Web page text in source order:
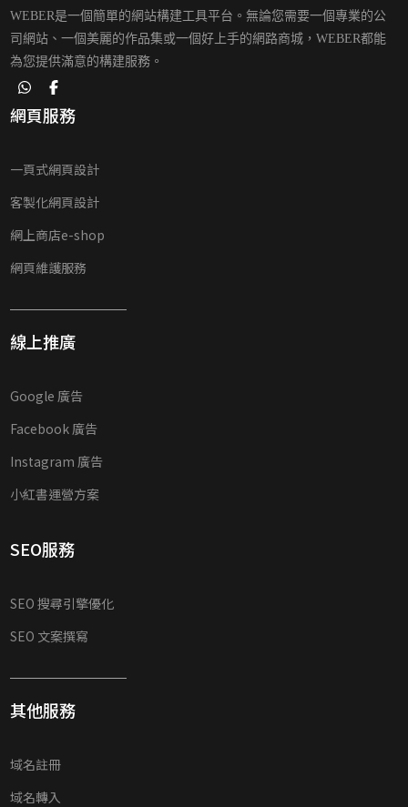
WEBER是一個簡單的網站構建工具平台。無論您需要一個專業的公
司網站、一個美麗的作品集或一個好上手的網路商城，WEBER都能
為您提供滿意的構建服務。
網頁服務
一頁式網頁設計
客製化網頁設計
網上商店e-shop
網頁維護服務
線上推廣
Google 廣告
Facebook 廣告
Instagram 廣告
小紅書運營方案
SEO服務
SEO 搜尋引擎優化
SEO 文案撰寫
其他服務
域名註冊
域名轉入